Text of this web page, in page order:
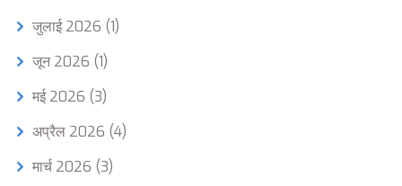
जुलाई 2026 (1)
जून 2026 (1)
मई 2026 (3)
अप्रैल 2026 (4)
मार्च 2026 (3)